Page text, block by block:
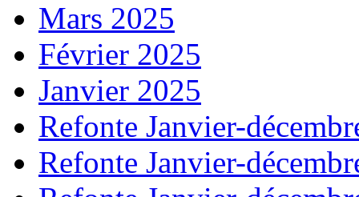
Mars 2025
Février 2025
Janvier 2025
Refonte Janvier-
Refonte Janvier-